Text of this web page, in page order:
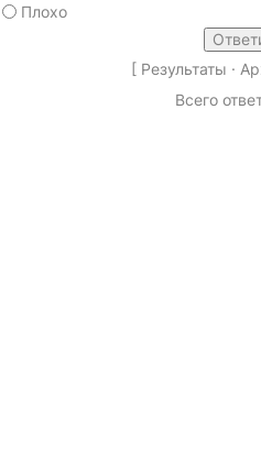
Плохо
[ Результаты ·
Всего